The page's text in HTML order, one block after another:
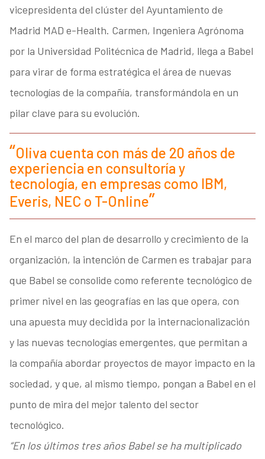
vicepresidenta del clúster del Ayuntamiento de
Madrid MAD e-Health. Carmen, Ingeniera Agrónoma
por la Universidad Politécnica de Madrid, llega a Babel
para virar de forma estratégica el área de nuevas
tecnologías de la compañía, transformándola en un
pilar clave para su evolución.
Oliva cuenta con más de 20 años de
experiencia en consultoría y
tecnología, en empresas como IBM,
Everis, NEC o T-Online
En el marco del plan de desarrollo y crecimiento de la
organización, la intención de Carmen es trabajar para
que Babel se consolide como referente tecnológico de
primer nivel en las geografías en las que opera, con
una apuesta muy decidida por la internacionalización
y las nuevas tecnologías emergentes, que permitan a
la compañía abordar proyectos de mayor impacto en la
sociedad, y que, al mismo tiempo, pongan a Babel en el
punto de mira del mejor talento del sector
tecnológico.
“En los últimos tres años Babel se ha multiplicado